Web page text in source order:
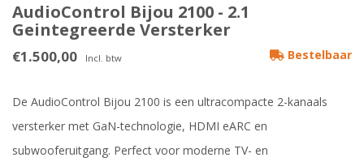
AudioControl Bijou 2100 - 2.1
Geintegreerde Versterker
€1.500,00 Incl. btw Bestelbaar
De AudioControl Bijou 2100 is een ultracompacte 2-kanaals
versterker met GaN-technologie, HDMI eARC en
subwooferuitgang. Perfect voor moderne TV- en